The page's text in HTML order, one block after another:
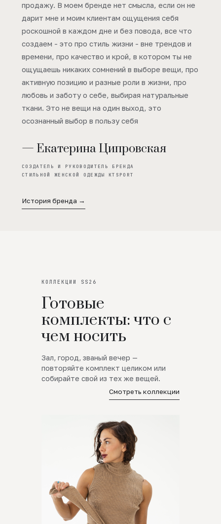
продажу. В моем бренде нет смысла, если он не
дарит мне и моим клиентам ощущения себя
роскошной в каждом дне и без повода, все что
создаем - это про стиль жизни - вне трендов и
времени, про качество и крой, в котором ты не
ощущаешь никаких сомнений в выборе вещи, про
активную позицию и разные роли в жизни, про
любовь и заботу о себе, выбирая натуральные
ткани. Это не вещи на один выход, это
осознанный выбор в пользу себя
— Екатерина Ципровская
СОЗДАТЕЛЬ И РУКОВОДИТЕЛЬ БРЕНДА
СТИЛЬНОЙ ЖЕНСКОЙ ОДЕЖДЫ KTSPORT
История бренда →
КОЛЛЕКЦИИ SS26
Готовые
комплекты: что с
чем носить
Зал, город, званый вечер —
повторяйте комплект целиком или
собирайте свой из тех же вещей.
Смотреть коллекции